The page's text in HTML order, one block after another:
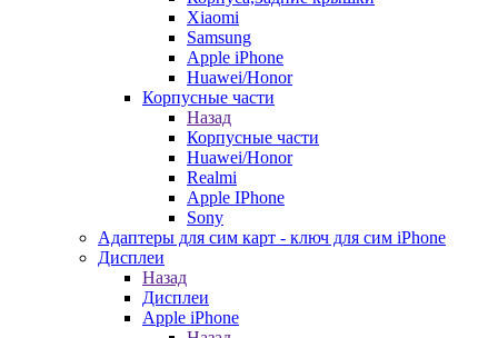
Xiaomi
Samsung
Apple iPhone
Huawei/Honor
Корпусные части
Назад
Корпусные части
Huawei/Honor
Realmi
Apple IPhone
Sony
Адаптеры для сим карт - ключ для сим iPhone
Дисплеи
Назад
Дисплеи
Apple iPhone